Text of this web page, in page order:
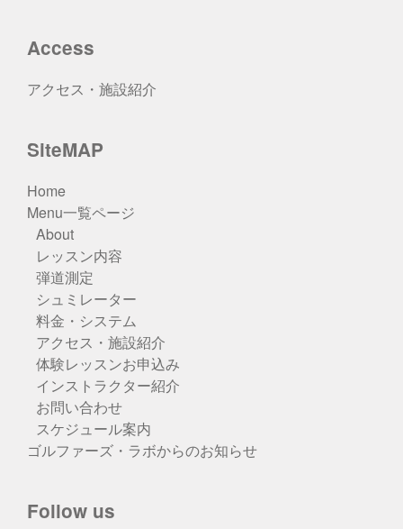
Access
アクセス・施設紹介
SiteMAP
Home
Menu一覧ページ
About
レッスン内容
弾道測定
シュミレーター
料金・システム
アクセス・施設紹介
体験レッスンお申込み
インストラクター紹介
お問い合わせ
スケジュール案内
ゴルファーズ・ラボからのお知らせ
Follow us